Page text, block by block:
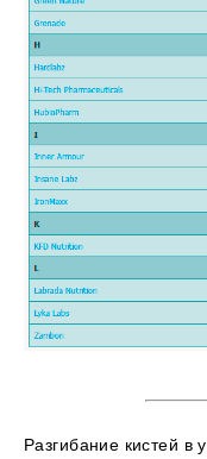
Разгибание кистей в